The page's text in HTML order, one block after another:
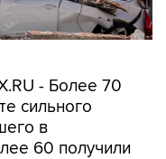
- Более 70
сильного
в
60 получили